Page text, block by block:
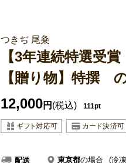
つきぢ 尾粂
【3年連続特選受
【贈り物】特撰
12,000円 (税込) 111pt
配送 東京都の場合
(冷